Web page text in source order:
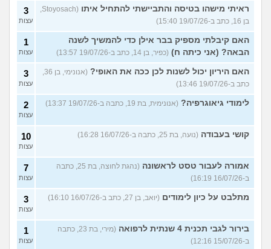
ראיתי מישהו בטיסה והתביישתי להתחיל איתו
(Stoyosach,
בן 16, כתב ב-19/07/26 15:40)
3
עצות
האם קיבלתי מספיק בבר אילן כדי להמשיך לשנה
הבאה? (אני כיתה ח) (כפיר, בן 14, כתב ב-19/07/26 13:57)
1
עצות
האם היריון יכול לשנות לכן ככה את האופי?
(אנונימי, בן 36,
כתב ב-19/07/26 13:46)
3
עצות
לימודי גיאוגרפיה? (אנונימית, בת 19, כתבה ב-19/07/26 13:37) 2
עצות
קושי בעבודה (נועה, בת 25, כתבה ב-16/07/26 16:28) 10
עצות
אמורה לעבור טסט לראשונה
(נהגת לחוצה, בת 25, כתבה
ב-16/07/26 16:19)
7
עצות
מתלבט על כיון לימודים (יואב, בן 27, כתב ב-16/07/26 16:10) 3
עצות
בירור לגבי תכנית 4 שנתית לרפואה
(מירי, בת 23, כתבה
ב-15/07/26 12:16)
1
עצות